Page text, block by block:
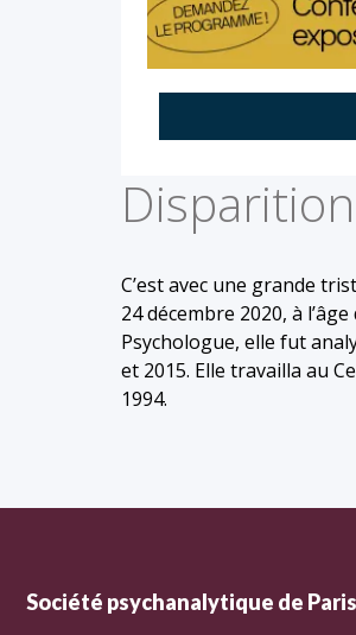
C’est avec une grande
24 décembre 2020, à l’âge
Psychologue, elle fut
et 2015. Elle travailla au
1994.
Société psychanalytique de Paris